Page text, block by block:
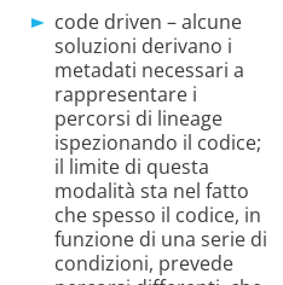
code driven – alcune
soluzioni derivano i
metadati necessari a
rappresentare i
percorsi di lineage
ispezionando il codice;
il limite di questa
modalità sta nel fatto
che spesso il codice, in
funzione di una serie di
condizioni, prevede